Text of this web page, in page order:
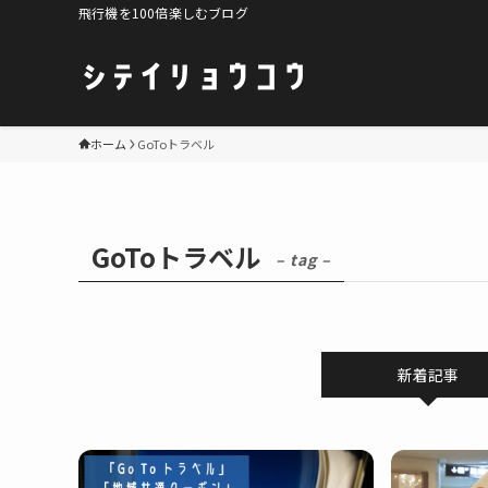
飛行機を100倍楽しむブログ
ホーム GoToトラベル
GoToトラベル – tag –
新着記事